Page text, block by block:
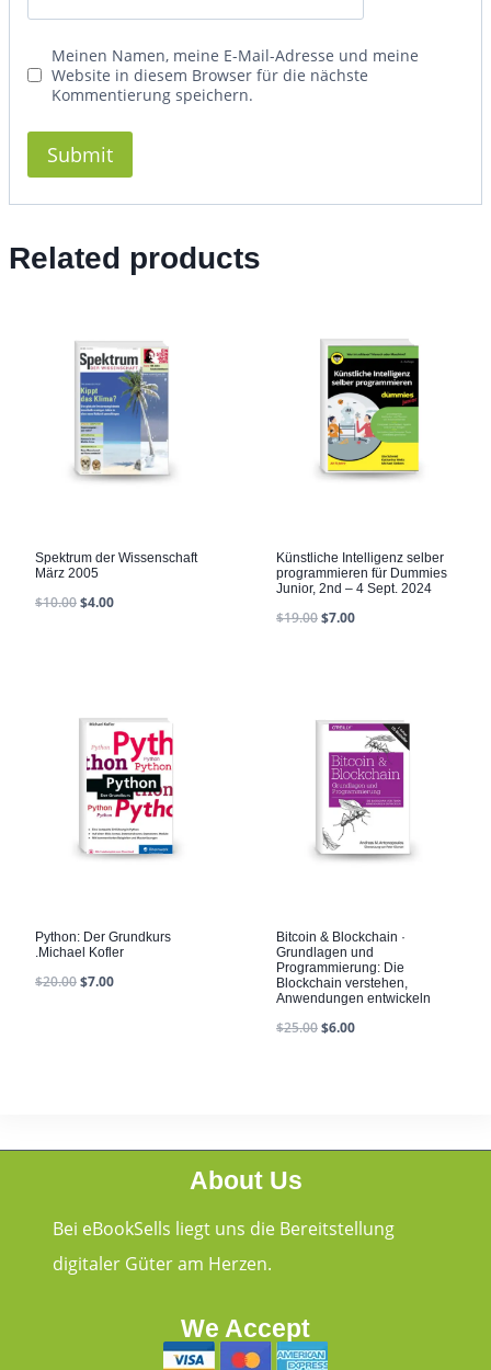
Meinen Namen, meine E-Mail-Adresse und meine
Website in diesem Browser für die nächste
Kommentierung speichern.
Related products
Spektrum der Wissenschaft
März 2005
$10.00$4.00
Künstliche Intelligenz selber
programmieren für Dummies
Junior, 2nd – 4 Sept. 2024
$19.00$7.00
Python: Der Grundkurs
.Michael Kofler
$20.00$7.00
Bitcoin & Blockchain ·
Grundlagen und
Programmierung: Die
Blockchain verstehen,
Anwendungen entwickeln
$25.00$6.00
About Us
Bei eBookSells liegt uns die Bereitstellung
digitaler Güter am Herzen.
We Accept